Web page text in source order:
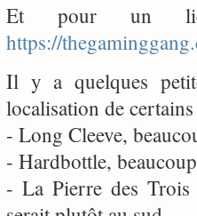
Et pour un
https://
Il y a quelques
localisation de
- Long Cleeve,
- Hardbottle,
- La Pierre des